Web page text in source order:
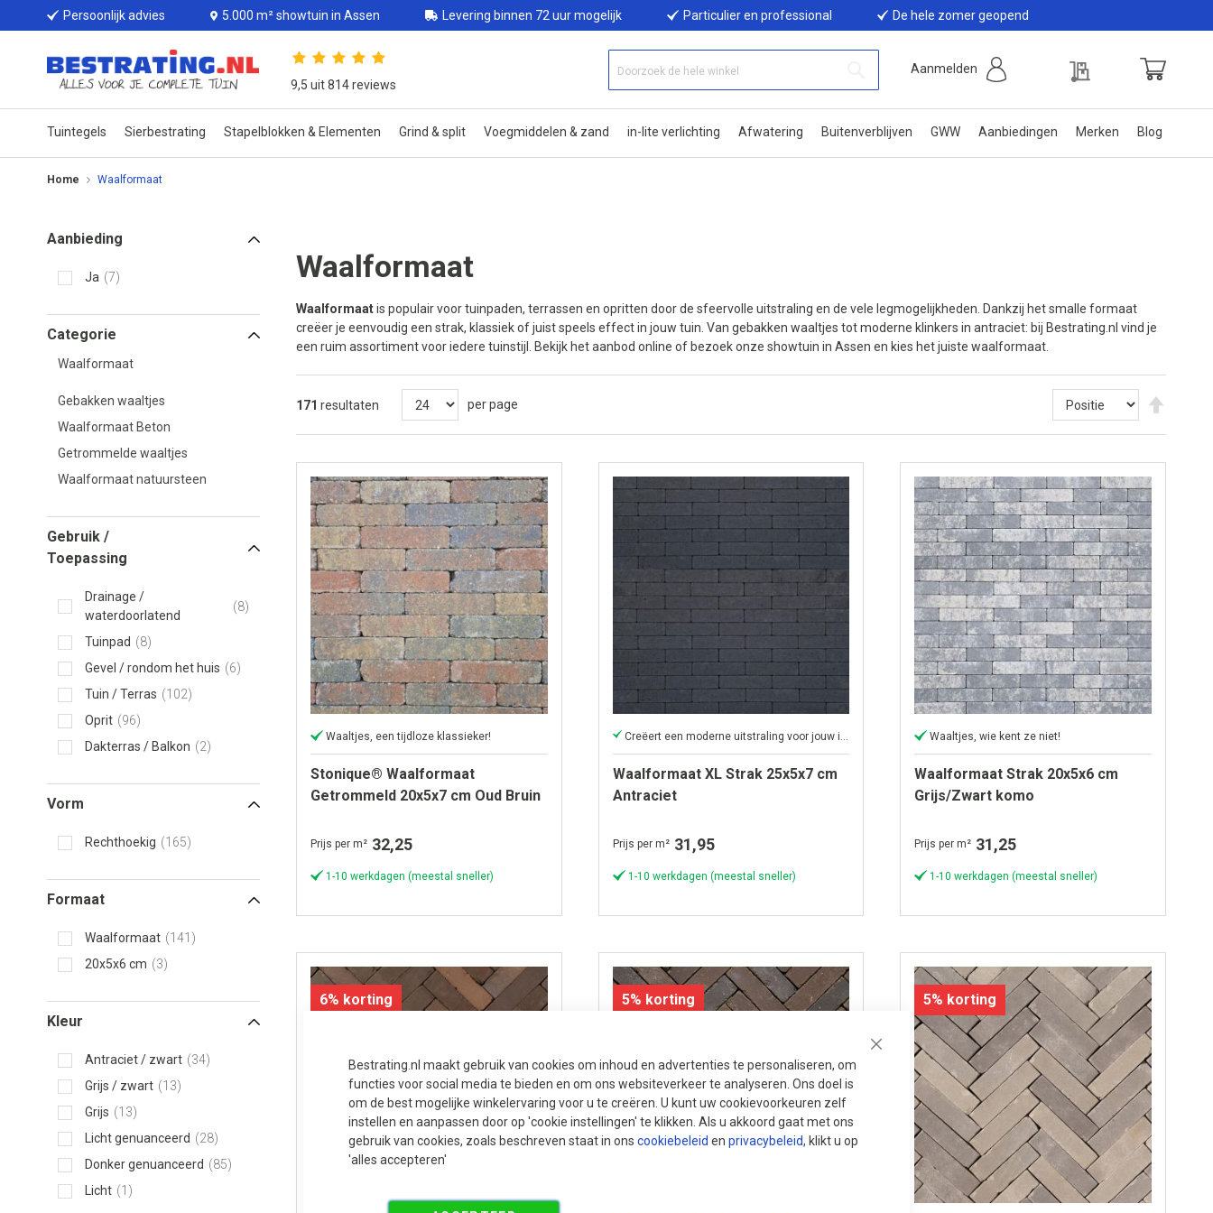
Bestrating.nl maakt gebruik van cookies om inhoud en advertenties te personaliseren, om
functies voor social media te bieden en om ons websiteverkeer te analyseren. Ons doel is
om de best mogelijke winkelervaring voor u te creëren. U kunt uw cookievoorkeuren zelf
instellen en aanpassen door op 'cookie instellingen' te klikken. Als u akkoord gaat met ons
gebruik van cookies, zoals beschreven staat in ons cookiebeleid en privacybeleid, klikt u op
'alles accepteren'
Persoonlijk advies 5.000 m² showtuin in Assen Levering binnen 72 uur mogelijk Particulier en professional De hele zomer geopend
9,5 uit 814 reviews
Aanmelden
Tuintegels Sierbestrating Stapelblokken & Elementen Grind & split Voegmiddelen & zand in-lite verlichting Afwatering Buitenverblijven GWW Aanbiedingen Merken Blog
Home Waalformaat
Aanbieding
Ja 7
Categorie
Waalformaat
Gebakken waaltjes
Waalformaat Beton
Getrommelde waaltjes
Waalformaat natuursteen
Gebruik /
Toepassing
Drainage /
waterdoorlatend
8
Tuinpad
8
Gevel / rondom het huis
6
Tuin / Terras
102
Oprit
96
Dakterras / Balkon
2
Vorm
Rechthoekig 165
Formaat
Waalformaat
141
20x5x6 cm
3
Kleur
Antraciet / zwart
34
Grijs / zwart
13
Grijs
13
Licht genuanceerd
28
Donker genuanceerd
85
Licht
1
Waalformaat
Waalformaatis populair voor tuinpaden, terrassen en opritten door de sfeervolle uitstraling en de vele legmogelijkheden. Dankzij het smalle formaat
creëer je eenvoudig een strak, klassiek of juist speels effect in jouw tuin. Van gebakken waaltjes tot moderne klinkers in antraciet: bij Bestrating.nl vind je
een ruim assortiment voor iedere tuinstijl. Bekijk het aanbod online of bezoek onze showtuin in Assen en kies het juiste waalformaat.
laag
171 resultaten per page
Waaltjes, een tijdloze klassieker!
Stonique® Waalformaat
Getrommeld 20x5x7 cm Oud Bruin
Prijs per m² 32,25
1-10 werkdagen (meestal sneller)
Waalformaat XL Strak 25x5x7 cm
Antraciet
Prijs per m² 31,95
1-10 werkdagen (meestal sneller)
Waaltjes, wie kent ze niet!
Waalformaat Strak 20x5x6 cm
Grijs/Zwart komo
Prijs per m² 31,25
1-10 werkdagen (meestal sneller)
6% korting 5% korting 5% korting